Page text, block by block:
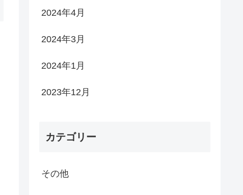
2024年4月
2024年3月
2024年1月
2023年12月
カテゴリー
その他